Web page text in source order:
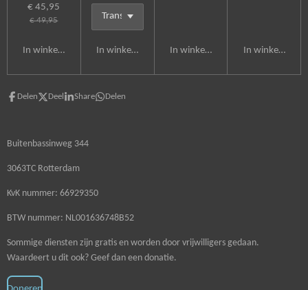
€ 45,95
€ 49,95
In winkelwagen In winkelwagen In winkelwagen In winkelwagen
Delen Deel Share Delen
Buitenbassinweg 344
3063TC Rotterdam
KvK nummer: 66929350
BTW nummer: NL001636748B52
Sommige diensten zijn gratis en worden door vrijwilligers gedaan.
Waardeert u dit ook? Geef dan een donatie.